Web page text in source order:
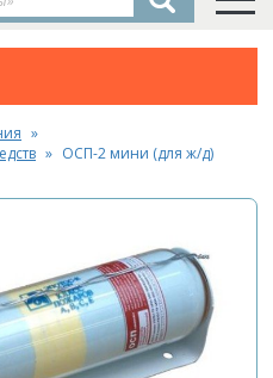
ОСП-2 мини (для ж/д)